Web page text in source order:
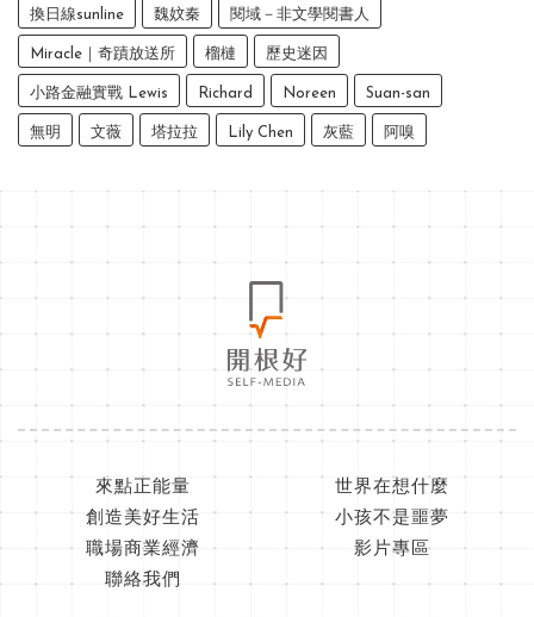
換日線sunline 魏妏秦 閱域－非文學閱書人
Miracle｜奇蹟放送所 榴槤 歷史迷因
小路金融實戰 Lewis Richard Noreen Suan-san
無明 文薇 塔拉拉 Lily Chen 灰藍 阿嗅
來點正能量
世界在想什麼
創造美好生活
小孩不是噩夢
職場商業經濟
影片專區
聯絡我們